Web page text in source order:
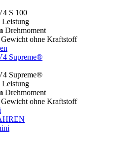
S 100
Leistung
Drehmoment
Gewicht ohne Kraftstoff
Supreme®
Supreme®
Leistung
Drehmoment
Gewicht ohne Kraftstoff